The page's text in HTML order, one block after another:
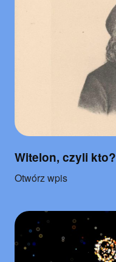
Witelon, czyli kto?
Otwórz wpiso
kto?"